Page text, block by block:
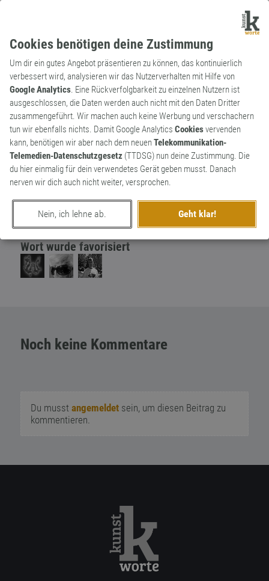
Cookies benötigen deine Zustimmung
Um dir ein gutes Angebot präsentieren zu können, das kontinuierlich
verbessert wird, analysieren wir das Nutzerverhalten mit Hilfe von
Google Analytics. Eine Rückverfolgbarkeit zu einzelnen Nutzern ist
ausgeschlossen, die Daten werden auch nicht mit den Daten Dritter
zusammengeführt. Wir machen auch keine Werbung und verschachern
tun wir ebenfalls nichts. Damit Google Analytics Cookiesvervenden
kann, benötigen wir aber nach dem neuenTelekommunikation-
Telemedien-Datenschutzgesetz (TTDSG) nun deine Zustimmung. Die
du hier einmalig für dein verwendetes Gerät geben musst. Danach
nerven wir dich auch nicht weiter, versprochen.
Nein, ich lehne ab. Geht klar!
Kunstwort
Substantiv
Pissant
urinierender Fußgänger
3
0
erschaffen voneranger
Wort wurde favorisiert
Noch keine Kommentare
Du musst angemeldetsein, um diesen Beitrag zu
kommentieren.